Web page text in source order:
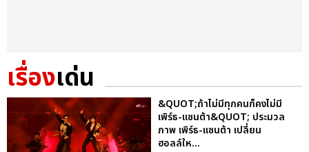
เรื่องเด่น
&QUOT;ถ้าไม่มีทุกคนก็คงไม่มี
เพิร์ธ-แซนต้า&QUOT; ประมวล
ภาพ เพิร์ธ-แซนต้า เปลี่ยน
ฮอลล์ให...